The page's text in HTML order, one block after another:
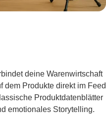
deine Warenwirtschaft
dem Produkte direkt im Feed
Produktdatenblätter
emotionales Storytelling.